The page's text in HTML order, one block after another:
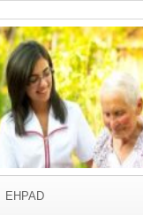
EHPAD